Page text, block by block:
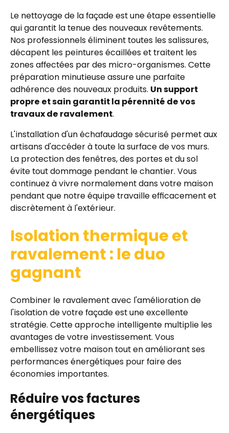
Le nettoyage de la façade est une étape essentielle
qui garantit la tenue des nouveaux revêtements.
Nos professionnels éliminent toutes les salissures,
décapent les peintures écaillées et traitent les
zones affectées par des micro-organismes. Cette
préparation minutieuse assure une parfaite
adhérence des nouveaux produits. Un support
propre et sain garantit la pérennité de vos
travaux de ravalement.
L'installation d'un échafaudage sécurisé permet aux
artisans d'accéder à toute la surface de vos murs.
La protection des fenêtres, des portes et du sol
évite tout dommage pendant le chantier. Vous
continuez à vivre normalement dans votre maison
pendant que notre équipe travaille efficacement et
discrètement à l'extérieur.
Isolation thermique et
ravalement : le duo
gagnant
Combiner le ravalement avec l'amélioration de
l'isolation de votre façade est une excellente
stratégie. Cette approche intelligente multiplie les
avantages de votre investissement. Vous
embellissez votre maison tout en améliorant ses
performances énergétiques pour faire des
économies importantes.
Réduire vos factures
énergétiques